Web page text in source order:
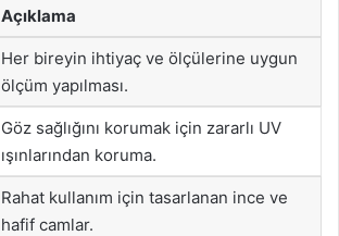
Açıklama
Her bireyin ihtiyaç ve ölçülerine uygun
ölçüm yapılması.
Göz sağlığını korumak için zararlı UV
ışınlarından koruma.
Rahat kullanım için tasarlanan ince ve
hafif camlar.